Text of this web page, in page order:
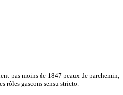
pas moins de 1847 peaux de parchemin,
rôles gascons sensu stricto.